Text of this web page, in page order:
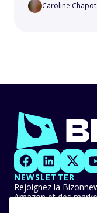
Caroline
NEWSLETTER
Rejoignez la
Amazon et des
événements en